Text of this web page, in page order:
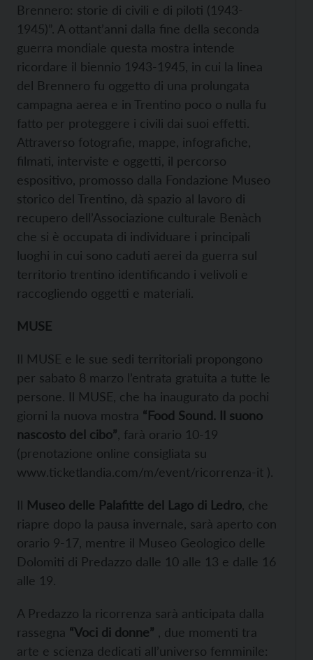
Brennero: storie di civili e di piloti (1943-
1945)”. A ottant’anni dalla fine della seconda
guerra mondiale questa mostra intende
ricordare il biennio 1943-1945, in cui la linea
del Brennero fu oggetto di una prolungata
campagna aerea e in Trentino poco o nulla fu
fatto per proteggere i civili dai suoi effetti.
Attraverso fotografie, mappe, infografiche,
filmati, interviste e oggetti, il percorso
espositivo, promosso dalla Fondazione Museo
storico del Trentino, dà spazio al lavoro di
recupero dell’Associazione culturale Benàch
che si è occupata di individuare i principali
luoghi in cui sono caduti aerei da guerra sul
territorio trentino identificando i velivoli e
raccogliendo oggetti e materiali.
MUSE
Il MUSE e le sue sedi territoriali propongono
per sabato 8 marzo l’entrata gratuita a tutte le
persone. Il MUSE, che ha inaugurato da pochi
giorni la nuova mostra “Food Sound. Il suono
nascosto del cibo” , farà orario 10-19
(prenotazione online consigliata su
www.ticketlandia.com/m/event/ricorrenza-it ).
Il Museo delle Palafitte del Lago di Ledro , che
riapre dopo la pausa invernale, sarà aperto con
orario 9-17, mentre il Museo Geologico delle
Dolomiti di Predazzo dalle 10 alle 13 e dalle 16
alle 19.
A Predazzo la ricorrenza sarà anticipata dalla
rassegna “Voci di donne” , due momenti tra
arte e scienza dedicati all’universo femminile: